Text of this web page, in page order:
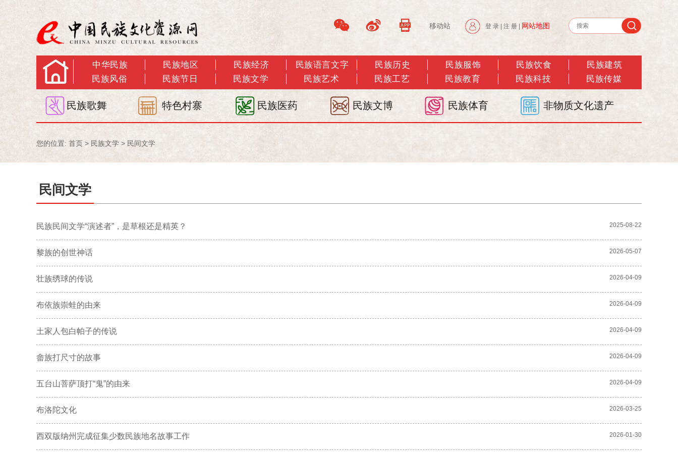
移动站 登 录 注 册 网站地图
中华民族 民族地区 民族经济 民族语言文字 民族历史 民族服饰 民族饮食
民族建筑
民族风俗
民族节日 民族文学 民族艺术 民族工艺 民族教育 民族科技 民族传媒
民族歌舞 特色村寨 民族医药 民族文博 民族体育 非物质文化遗产
您的位置: 首页 > 民族文学 > 民间文学
民间文学
民族民间文学“演述者”，是草根还是精英？ 2025-08-22
黎族的创世神话 2026-05-07
壮族绣球的传说 2026-04-09
布依族崇蛙的由来 2026-04-09
土家人包白帕子的传说 2026-04-09
畲族打尺寸的故事 2026-04-09
五台山菩萨顶打“鬼”的由来 2026-04-09
布洛陀文化 2026-03-25
西双版纳州完成征集少数民族地名故事工作 2026-01-30